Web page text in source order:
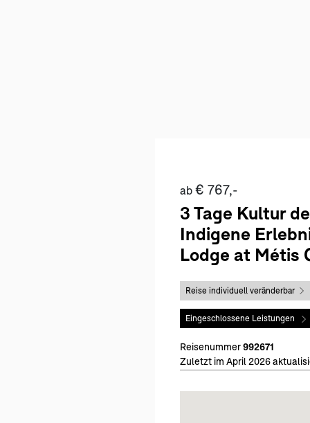
ab € 767,-
3 Tage Kultur
Indigene
Lodge at Métis
Reise individuell veränderbar
Eingeschlossene Leistungen
Reisenummer992671
Zuletzt im April 2026